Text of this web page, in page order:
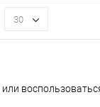
30
или